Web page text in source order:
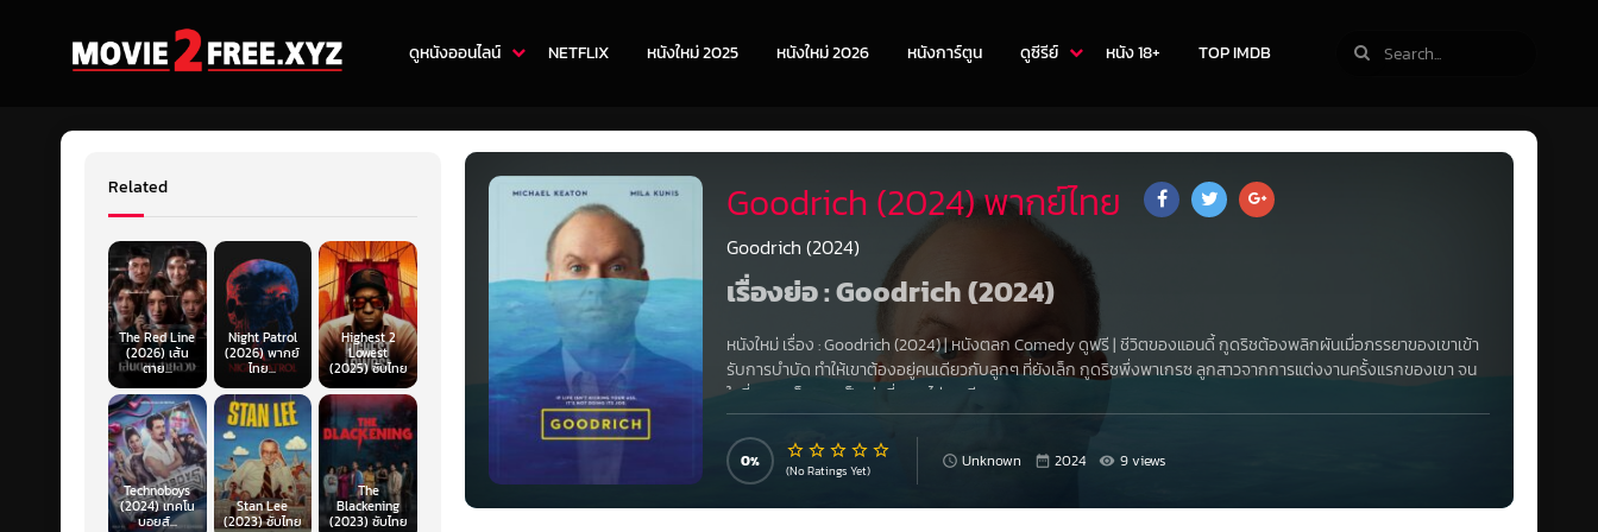
ดูหนังออนไลน์ NETFLIX หนังใหม่ 2025 หนังใหม่ 2026 หนังการ์ตูน ดูซีรีย์ หนัง 18+ TOP IMDB
Goodrich (2024) พากย์ไทย
Goodrich (2024)
เรื่องย่อ : Goodrich (2024)
หนังใหม่ เรื่อง:Goodrich (2024)|หนังตลก Comedyดูฟรี |ชีวิตของแอนดี้ กูดริชต้องพลิกผันเมื่อภรรยาของเขาเข้า
รับการบำบัด ทำให้เขาต้องอยู่คนเดียวกับลูกๆ ที่ยังเล็ก กูดริชพึ่งพาเกรซลูกสาวจากการแต่งงานครั้งแรกของเขา จน
ในที่สุดเขาก็กลายเป็นพ่อที่เกรซไม่เคยมี
0 (No Ratings Yet) Unknown 2024 9 views
Related
The Red Line
(2026) เส้น
ตาย...
Night Patrol
(2026) พากย์
ไทย...
Highest 2
Lowest
(2025) ซับไทย
Technoboys
(2024) เทคโน
บอยส์...
Stan Lee
(2023) ซับไทย
The
Blackening
(2023) ซับไทย